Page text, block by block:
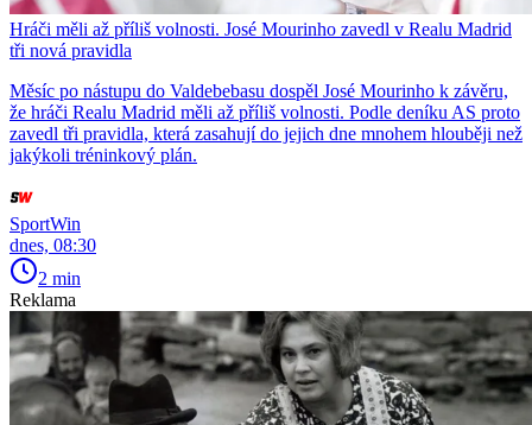
Hráči měli až příliš volnosti. José Mourinho zavedl v Realu Madrid
tři nová pravidla
Měsíc po nástupu do Valdebebasu dospěl José Mourinho k závěru,
že hráči Realu Madrid měli až příliš volnosti. Podle deníku AS proto
zavedl tři pravidla, která zasahují do jejich dne mnohem hlouběji než
jakýkoli tréninkový plán.
SportWin
dnes, 08:30
2 min
Reklama